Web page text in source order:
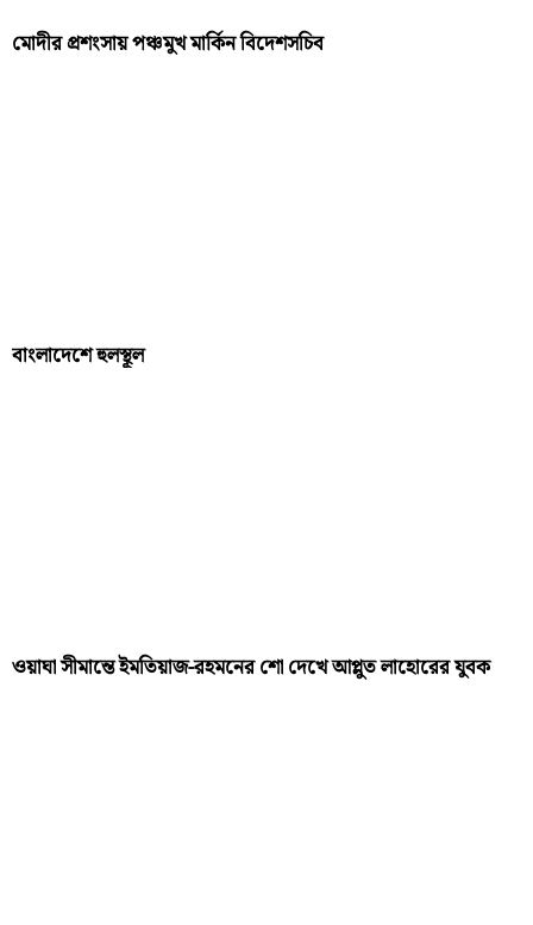
মোদীর প্রশংসায় পঞ্চমুখ মার্কিন বিদেশসচিব
বাংলাদেশে হুলস্থূল
ওয়াঘা সীমান্তে ইমতিয়াজ-রহমনের শো দেখে আপ্লুত লাহোরের যুবক